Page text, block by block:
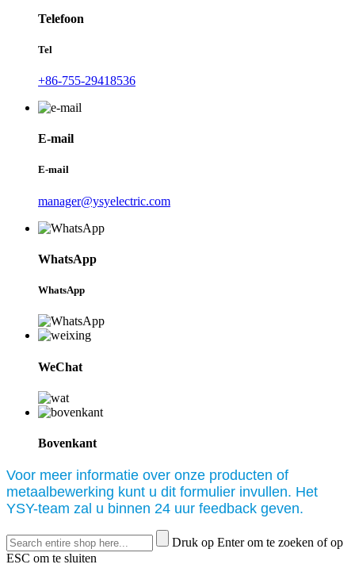
Telefoon
Tel
+86-755-29418536
E-mail
E-mail
manager@ysyelectric.com
WhatsApp
WhatsApp
WeChat
Bovenkant
Voor meer informatie over onze producten of
metaalbewerking kunt u dit formulier invullen. Het
YSY-team zal u binnen 24 uur feedback geven.
Druk op Enter om te zoeken of op
ESC om te sluiten